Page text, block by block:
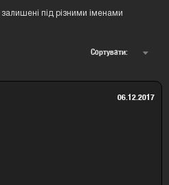
під різними іменами
Сортувати:
06.12.2017